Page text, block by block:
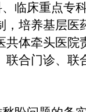
临床重点专
培养基层医
体牵头医院
合门诊、联